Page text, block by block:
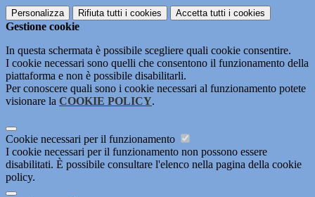
Personalizza Rifiuta tutti i cookies Accetta tutti i cookies
Gestione cookie
In questa schermata è possibile scegliere quali cookie consentire.
I cookie necessari sono quelli che consentono il funzionamento della
piattaforma e non è possibile disabilitarli.
Per conoscere quali sono i cookie necessari al funzionamento potete
visionare la COOKIE POLICY.
Cookie necessari per il funzionamento
I cookie necessari per il funzionamento non possono essere
disabilitati. È possibile consultare l'elenco nella pagina della cookie
policy.